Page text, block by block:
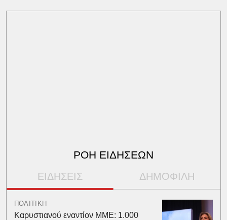
ΡΟΗ ΕΙΔΗΣΕΩΝ
ΕΙΔΗΣΕΙΣ ΔΗΜΟΦΙΛΗ
ΠΟΛΙΤΙΚΗ
Καρυστιανού εναντίον ΜΜΕ: 1.000